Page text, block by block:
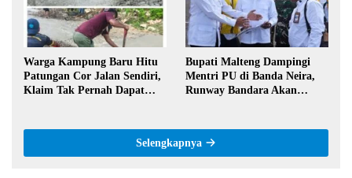
Warga Kampung Baru Hitu
Patungan Cor Jalan Sendiri,
Klaim Tak Pernah Dapat
Bupati Malteng Dampingi
Mentri PU di Banda Neira,
Runway Bandara Akan
Selengkapnya